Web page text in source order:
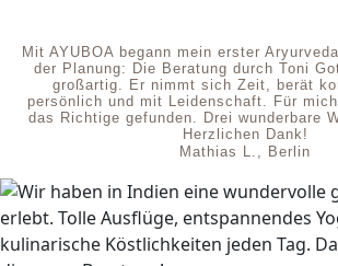
Mit AYUBOA begann mein erster
der Planung: Die Beratung durch Toni
großartig. Er nimmt sich Zeit, berät
persönlich und mit Leidenschaft. Für
das Richtige gefunden. Drei wunderbare
Herzlichen Dank!
Mathias L., Berlin